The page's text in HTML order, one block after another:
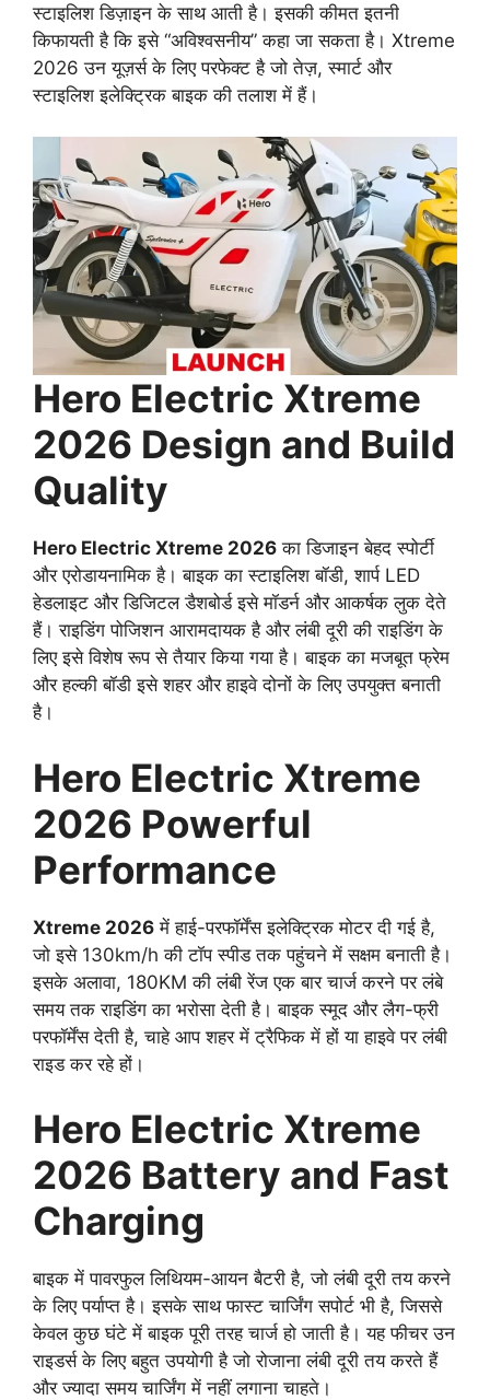
स्टाइलिश डिज़ाइन के साथ आती है। इसकी कीमत इतनी
किफायती है कि इसे “अविश्वसनीय” कहा जा सकता है। Xtreme
2026 उन यूज़र्स के लिए परफेक्ट है जो तेज़, स्मार्ट और
स्टाइलिश इलेक्ट्रिक बाइक की तलाश में हैं।
Hero Electric Xtreme
2026 Design and Build
Quality
Hero Electric Xtreme 2026 का डिजाइन बेहद स्पोर्टी
और एरोडायनामिक है। बाइक का स्टाइलिश बॉडी, शार्प LED
हेडलाइट और डिजिटल डैशबोर्ड इसे मॉडर्न और आकर्षक लुक देते
हैं। राइडिंग पोजिशन आरामदायक है और लंबी दूरी की राइडिंग के
लिए इसे विशेष रूप से तैयार किया गया है। बाइक का मजबूत फ्रेम
और हल्की बॉडी इसे शहर और हाइवे दोनों के लिए उपयुक्त बनाती
है।
Hero Electric Xtreme
2026 Powerful
Performance
Xtreme 2026 में हाई-परफॉर्मेंस इलेक्ट्रिक मोटर दी गई है,
जो इसे 130km/h की टॉप स्पीड तक पहुंचने में सक्षम बनाती है।
इसके अलावा, 180KM की लंबी रेंज एक बार चार्ज करने पर लंबे
समय तक राइडिंग का भरोसा देती है। बाइक स्मूद और लैग-फ्री
परफॉर्मेंस देती है, चाहे आप शहर में ट्रैफिक में हों या हाइवे पर लंबी
राइड कर रहे हों।
Hero Electric Xtreme
2026 Battery and Fast
Charging
बाइक में पावरफुल लिथियम-आयन बैटरी है, जो लंबी दूरी तय करने
के लिए पर्याप्त है। इसके साथ फास्ट चार्जिंग सपोर्ट भी है, जिससे
केवल कुछ घंटे में बाइक पूरी तरह चार्ज हो जाती है। यह फीचर उन
राइडर्स के लिए बहुत उपयोगी है जो रोजाना लंबी दूरी तय करते हैं
और ज्यादा समय चार्जिंग में नहीं लगाना चाहते।